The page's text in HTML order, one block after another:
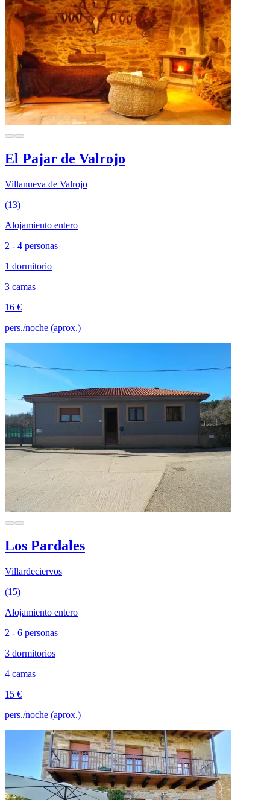
El Pajar de Valrojo
Villanueva de Valrojo
(13)
Alojamiento entero
2 - 4 personas
1 dormitorio
3 camas
16 €
pers./noche (aprox.)
Los Pardales
Villardeciervos
(15)
Alojamiento entero
2 - 6 personas
3 dormitorios
4 camas
15 €
pers./noche (aprox.)